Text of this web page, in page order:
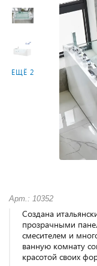
ЕЩЁ 2
Арт.: 10352
Создана
прозрачными
смесителем и
ванную комнату
красотой своих